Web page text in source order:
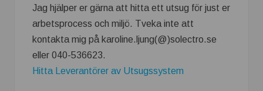
Jag hjälper er gärna att hitta ett utsug för just er
arbetsprocess och miljö. Tveka inte att
kontakta mig på karoline.ljung(@)solectro.se
eller 040-536623.
Hitta Leverantörer av Utsugssystem